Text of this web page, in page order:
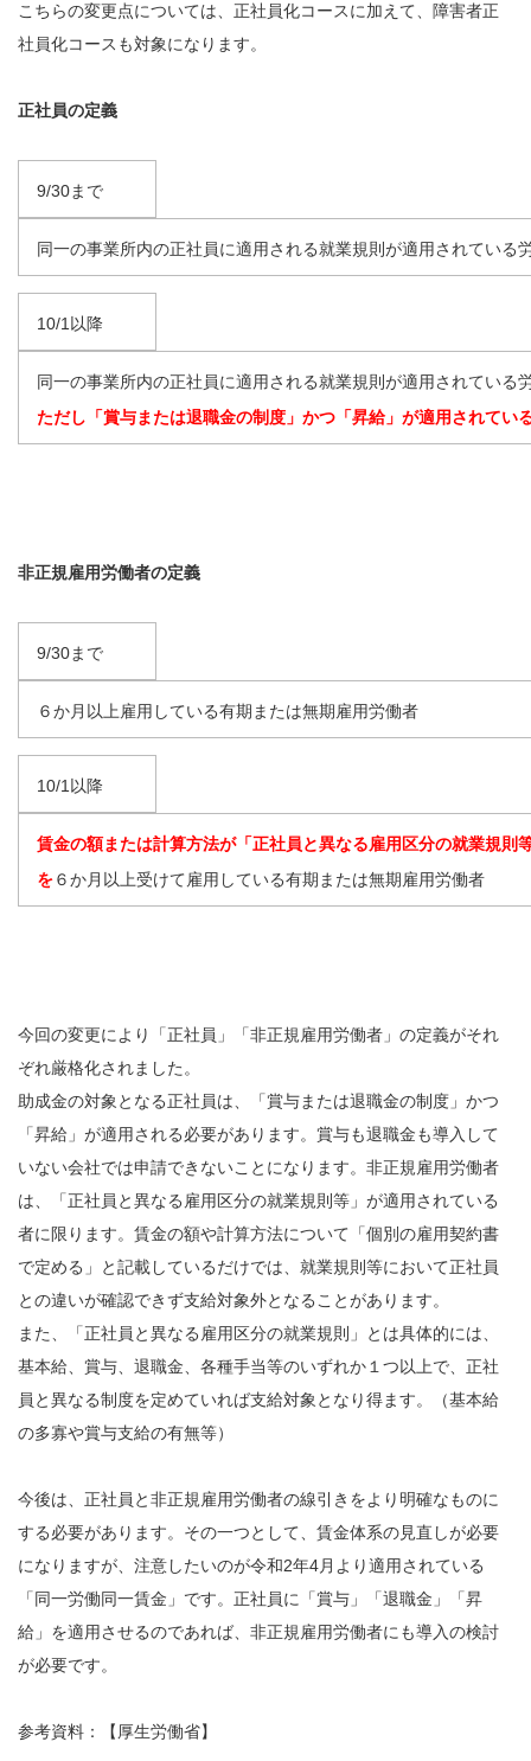
こちらの変更点については、正社員化コースに加えて、障害者正
社員化コースも対象になります。
正社員の定義
9/30まで
同一の事業所内の正社員に適用される就業規則が適用されている
10/1以降
同一の事業所内の正社員に適用される就業規則が適用されている
ただし「賞与または退職金の制度」かつ「昇給」が適用されてい
非正規雇用労働者の定義
9/30まで
６か月以上雇用している有期または無期雇用労働者
10/1以降
賃金の額または計算方法が「正社員と異なる雇用区分の就業規則
を６か月以上受けて雇用している有期または無期雇用労働者
今回の変更により「正社員」「非正規雇用労働者」の定義がそれ
ぞれ厳格化されました。
助成金の対象となる正社員は、「賞与または退職金の制度」かつ
「昇給」が適用される必要があります。賞与も退職金も導入して
いない会社では申請できないことになります。非正規雇用労働者
は、「正社員と異なる雇用区分の就業規則等」が適用されている
者に限ります。賃金の額や計算方法について「個別の雇用契約書
で定める」と記載しているだけでは、就業規則等において正社員
との違いが確認できず支給対象外となることがあります。
また、「正社員と異なる雇用区分の就業規則」とは具体的には、
基本給、賞与、退職金、各種手当等のいずれか１つ以上で、正社
員と異なる制度を定めていれば支給対象となり得ます。（基本給
の多寡や賞与支給の有無等）
今後は、正社員と非正規雇用労働者の線引きをより明確なものに
する必要があります。その一つとして、賃金体系の見直しが必要
になりますが、注意したいのが令和2年4月より適用されている
「同一労働同一賃金」です。正社員に「賞与」「退職金」「昇
給」を適用させるのであれば、非正規雇用労働者にも導入の検討
が必要です。
参考資料：【厚生労働省】